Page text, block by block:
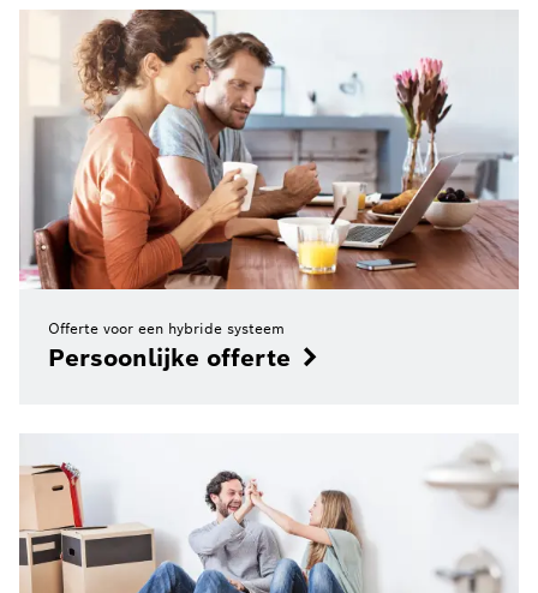
Offerte voor een hybride systeem
Persoonlijke offerte